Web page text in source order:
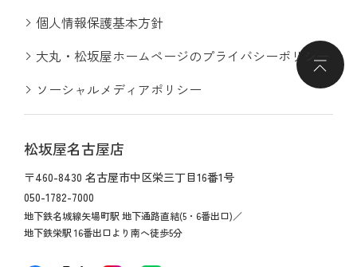
個人情報保護基本方針
大丸・松坂屋ホームページのプライバシーポリシー
ソーシャルメディアポリシー
松坂屋名古屋店
〒460-8430 名古屋市中区栄三丁目16番1号
050-1782-7000
地下鉄名城線矢場町駅 地下通路直結(5・6番出口)／
地下鉄栄駅 16番出口より南へ徒歩5分